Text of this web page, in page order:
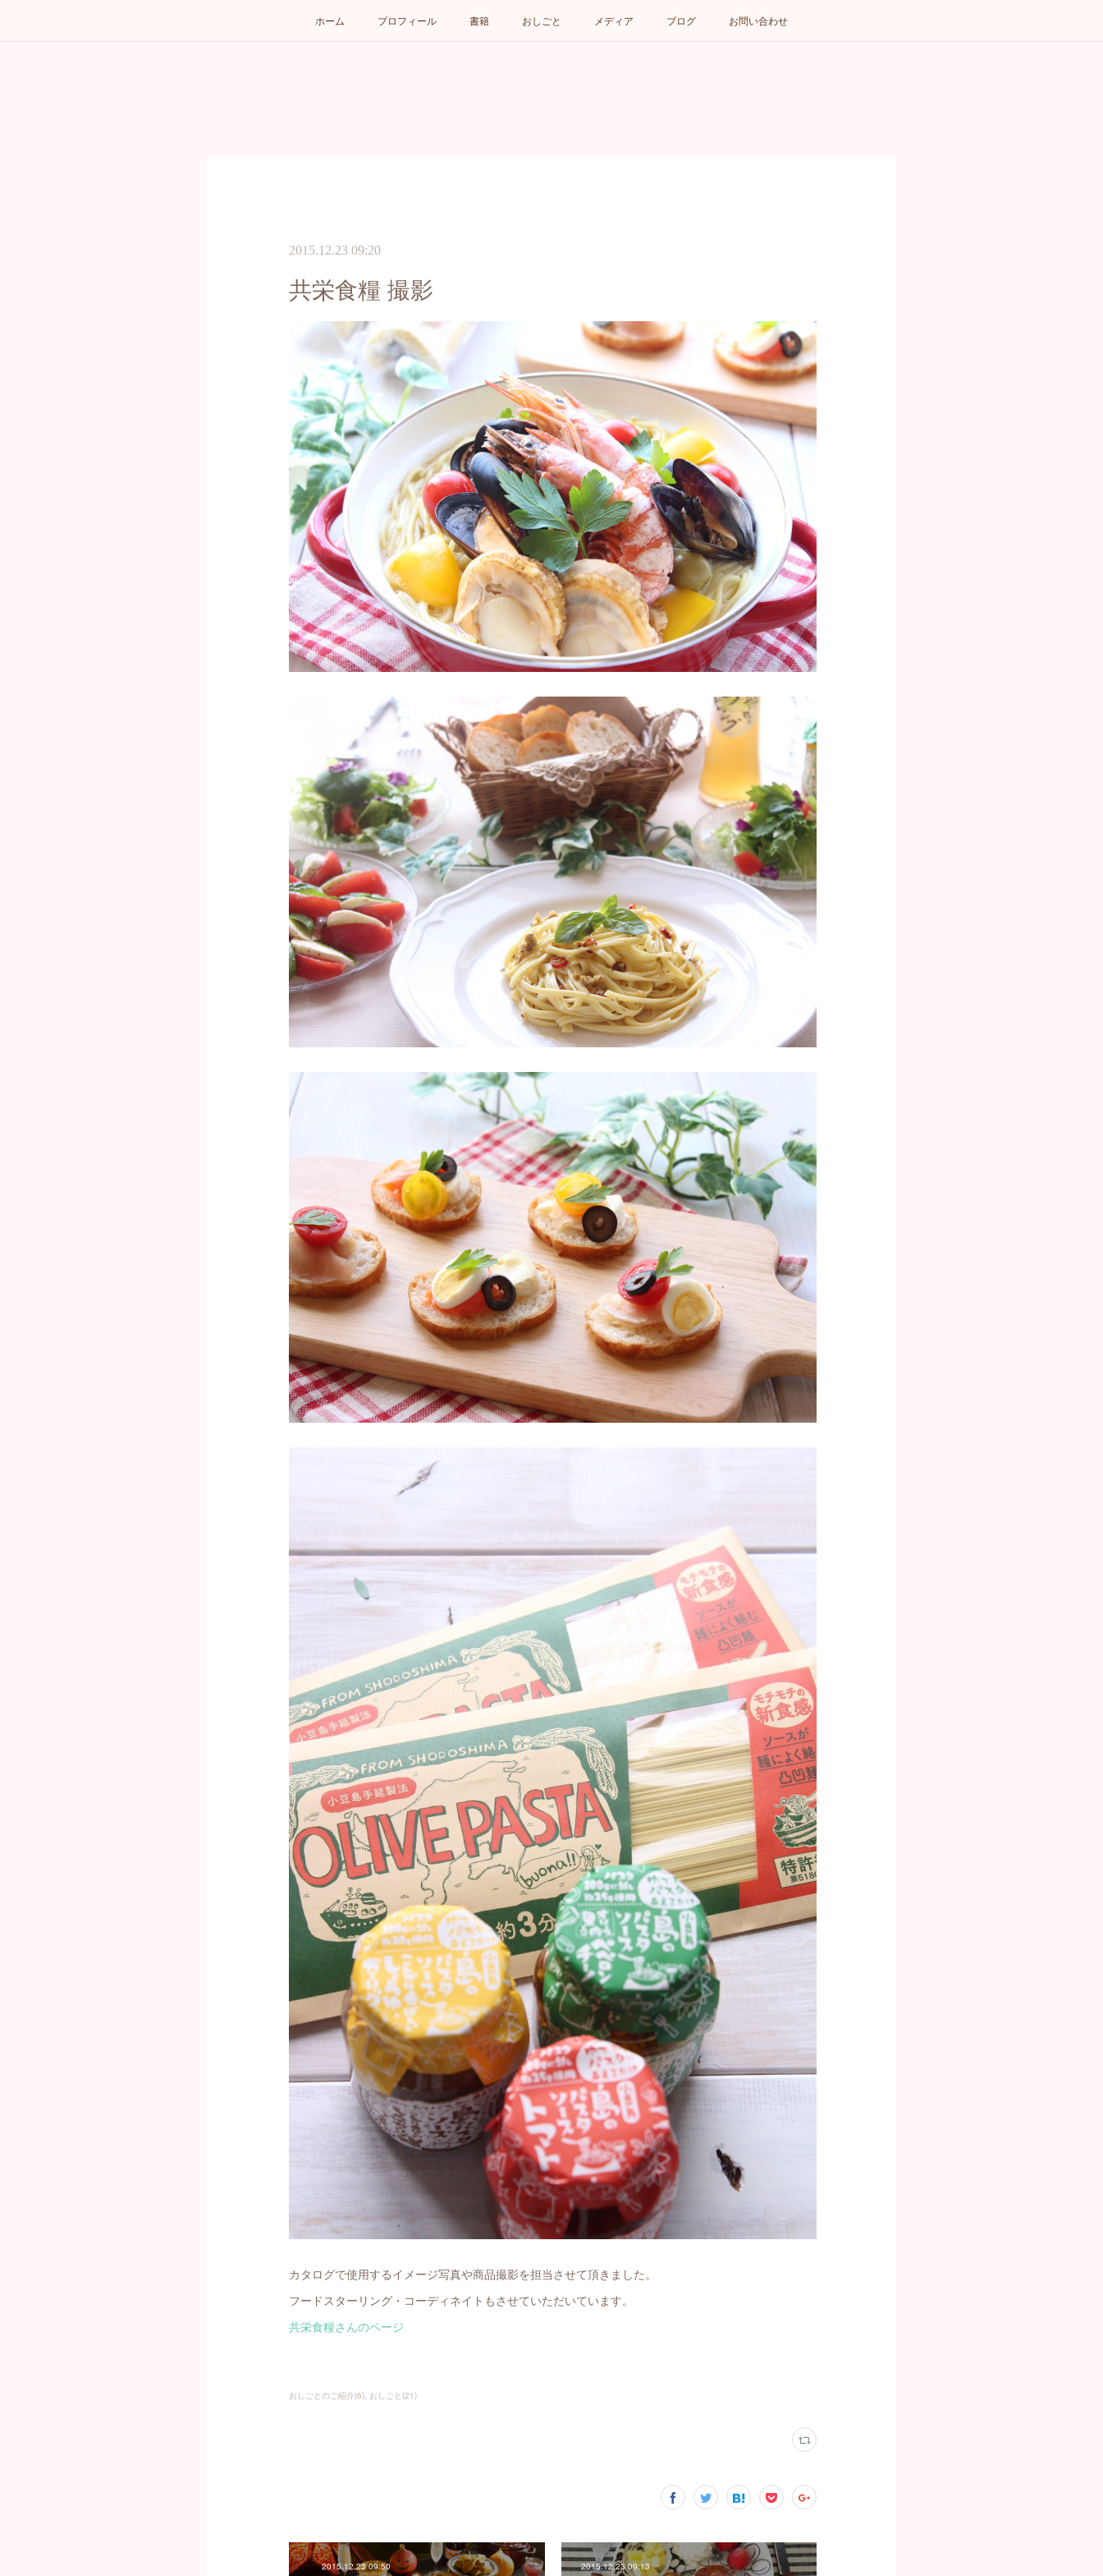
ホーム プロフィール 書籍 おしごと メディア ブログ お問い合わせ
2015.12.23 09:20
共栄食糧 撮影
カタログで使用するイメージ写真や商品撮影を担当させて頂きました。
フードスターリング・コーディネイトもさせていただいています。
共栄食糧さんのページ
おしごとのご紹介(6) おしごと (21)
2015.12.23 09:50 2015.12.23 09:13